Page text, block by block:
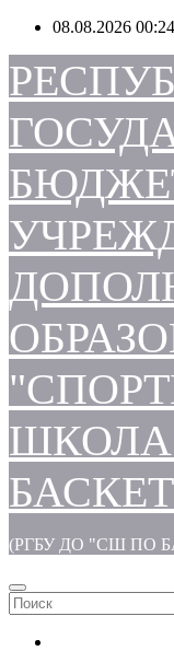
Перейти
содержимому
08.08.2026 00:24
(РГБУ ДО "СШ ПО